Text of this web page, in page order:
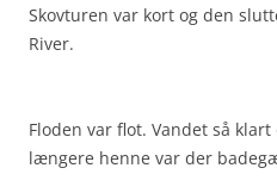
Skovturen var kort og den
River.
Floden var flot. Vandet så
længere henne var der